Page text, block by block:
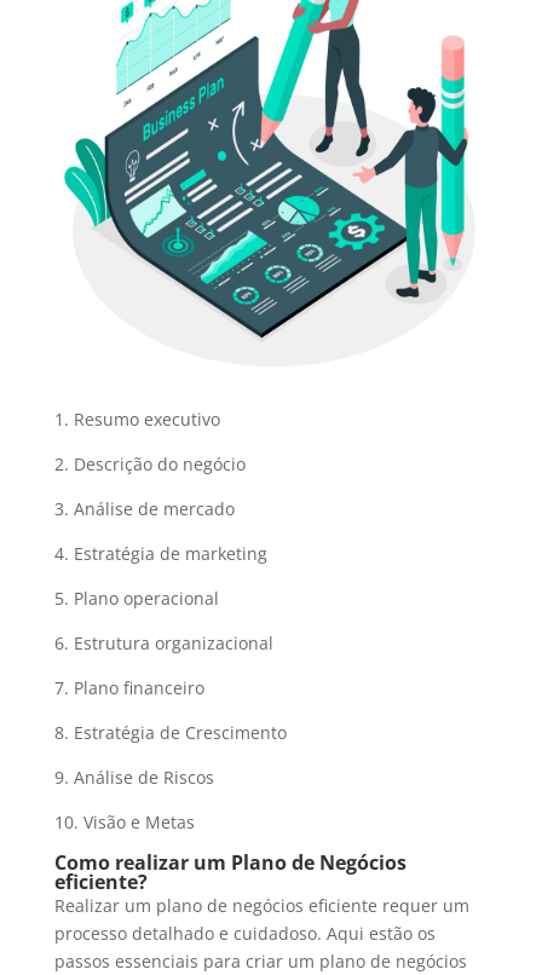
1. Resumo executivo
2. Descrição do negócio
3. Análise de mercado
4. Estratégia de marketing
5. Plano operacional
6. Estrutura organizacional
7. Plano financeiro
8. Estratégia de Crescimento
9. Análise de Riscos
10. Visão e Metas
Como realizar um Plano de Negócios
eficiente?
Realizar um plano de negócios eficiente requer um
processo detalhado e cuidadoso. Aqui estão os
passos essenciais para criar um plano de negócios